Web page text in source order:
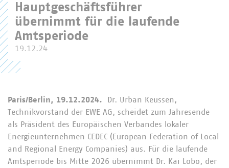
Hauptgeschäftsführer
übernimmt für die laufende
Amtsperiode
19.12.24
Paris/Berlin, 19.12.2024.
Dr. Urban Keussen,
Technikvorstand der EWE AG, scheidet zum Jahresende
als Präsident des Europäischen Verbandes lokaler
Energieunternehmen CEDEC (European Federation of Local
and Regional Energy Companies) aus. Für die laufende
Amtsperiode bis Mitte 2026 übernimmt Dr. Kai Lobo, der